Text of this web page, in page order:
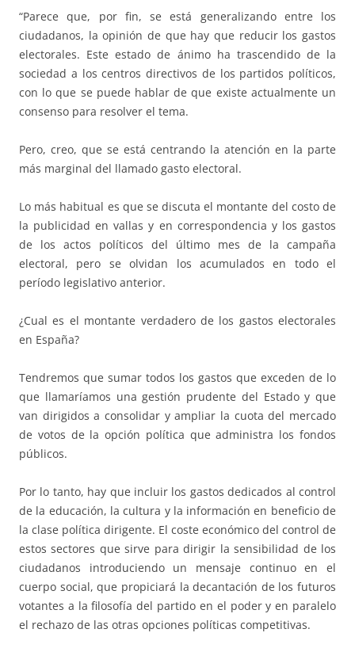
“Parece que, por fin, se está generalizando entre los
ciudadanos, la opinión de que hay que reducir los gastos
electorales. Este estado de ánimo ha trascendido de la
sociedad a los centros directivos de los partidos políticos,
con lo que se puede hablar de que existe actualmente un
consenso para resolver el tema.
Pero, creo, que se está centrando la atención en la parte
más marginal del llamado gasto electoral.
Lo más habitual es que se discuta el montante del costo de
la publicidad en vallas y en correspondencia y los gastos
de los actos políticos del último mes de la campaña
electoral, pero se olvidan los acumulados en todo el
período legislativo anterior.
¿Cual es el montante verdadero de los gastos electorales
en España?
Tendremos que sumar todos los gastos que exceden de lo
que llamaríamos una gestión prudente del Estado y que
van dirigidos a consolidar y ampliar la cuota del mercado
de votos de la opción política que administra los fondos
públicos.
Por lo tanto, hay que incluir los gastos dedicados al control
de la educación, la cultura y la información en beneficio de
la clase política dirigente. El coste económico del control de
estos sectores que sirve para dirigir la sensibilidad de los
ciudadanos introduciendo un mensaje continuo en el
cuerpo social, que propiciará la decantación de los futuros
votantes a la filosofía del partido en el poder y en paralelo
el rechazo de las otras opciones políticas competitivas.